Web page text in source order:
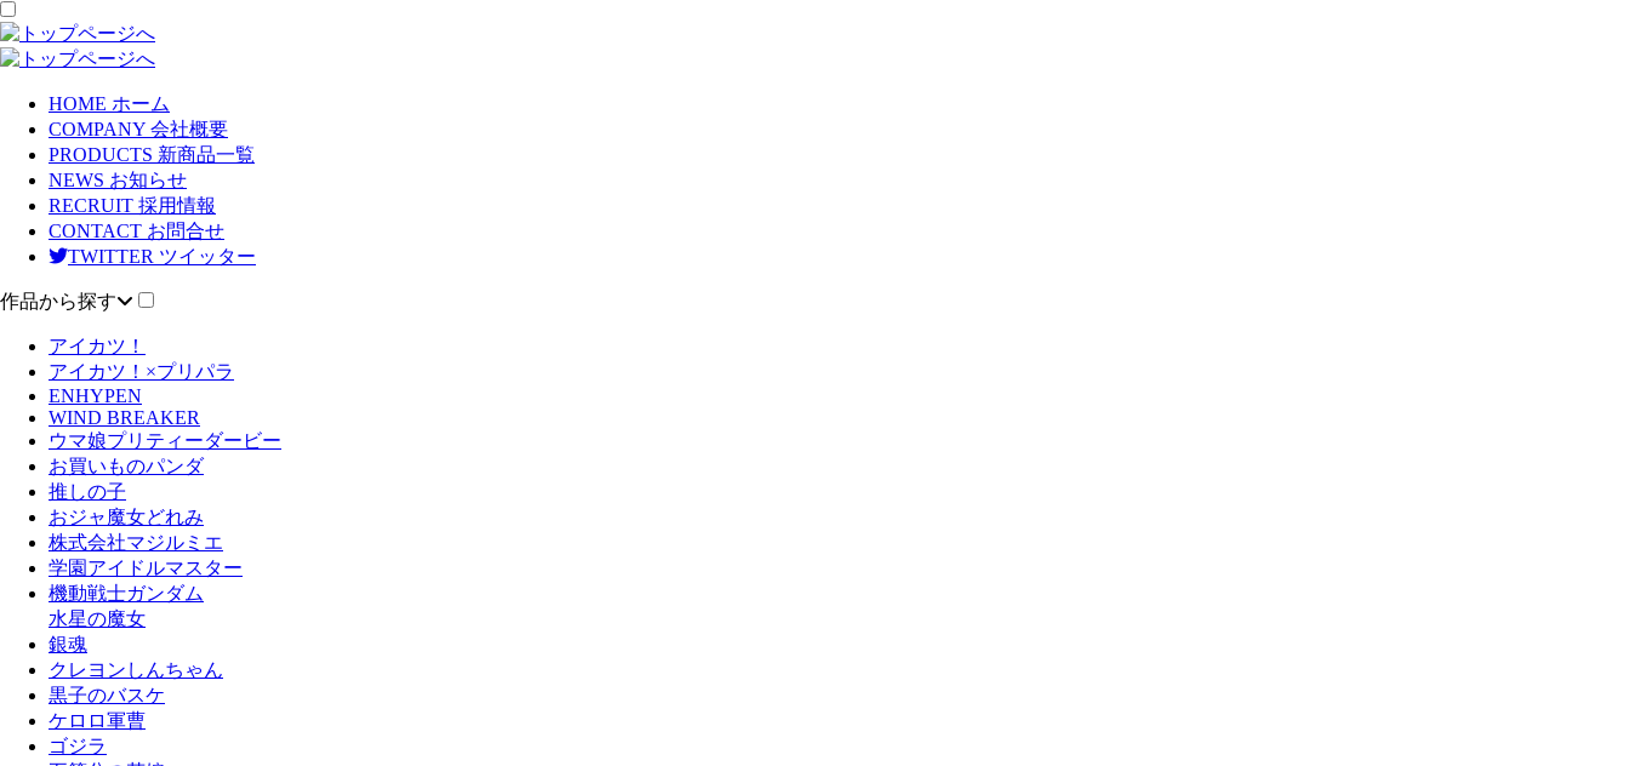
HOME ホーム
COMPANY 会社概要
PRODUCTS 新商品一覧
NEWS お知らせ
RECRUIT 採用情報
CONTACT お問合せ
TWITTER ツイッター
作品から探す
アイカツ！
アイカツ！×プリパラ
ENHYPEN
WIND BREAKER
ウマ娘プリティーダービー
お買いものパンダ
推しの子
おジャ魔女どれみ
株式会社マジルミエ
学園アイドルマスター
機動戦士ガンダム
水星の魔女
銀魂
クレヨンしんちゃん
黒子のバスケ
ケロロ軍曹
ゴジラ